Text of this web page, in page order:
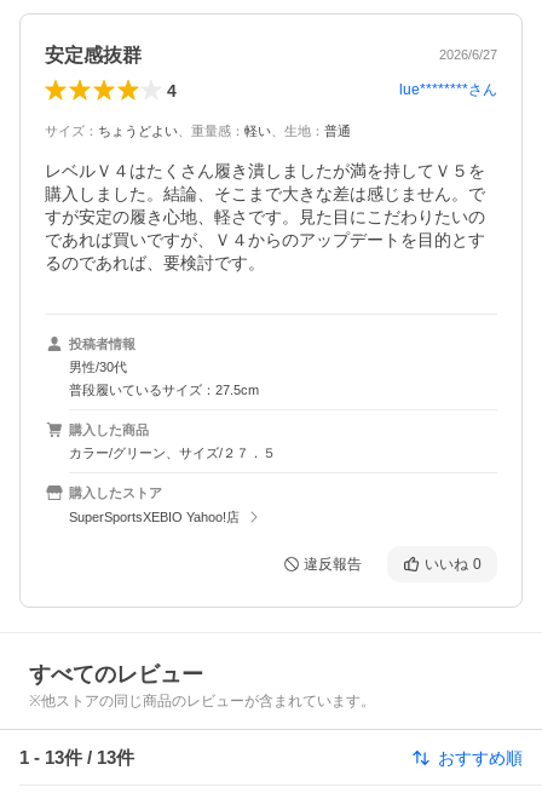
安定感抜群 2026/6/27
4 lue********さん
サイズ ： ちょうどよい 重量感 ： 軽い 生地 ： 普通
レベルＶ４はたくさん履き潰しましたが満を持してＶ５を
購入しました。結論、そこまで大きな差は感じません。で
すが安定の履き心地、軽さです。見た目にこだわりたいの
であれば買いですが、Ｖ４からのアップデートを目的とす
るのであれば、要検討です。
投稿者情報
男性/30代
普段履いているサイズ：27.5cm
購入した商品
カラー/グリーン、サイズ/２７．５
購入したストア
SuperSportsXEBIO Yahoo!店
違反報告 いいね 0
すべてのレビュー
※他ストアの同じ商品のレビューが含まれています。
1 - 13件 / 13件 おすすめ順